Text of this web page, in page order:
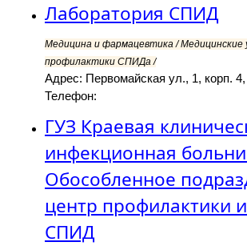
Лаборатория СПИД
Медицина и фармацевтика / Медицинские
профилактики СПИДа /
Адрес: Первомайская ул., 1, корп.
Телефон:
ГУЗ Краевая
инфекционная
Обособленное
центр профилактики
СПИД